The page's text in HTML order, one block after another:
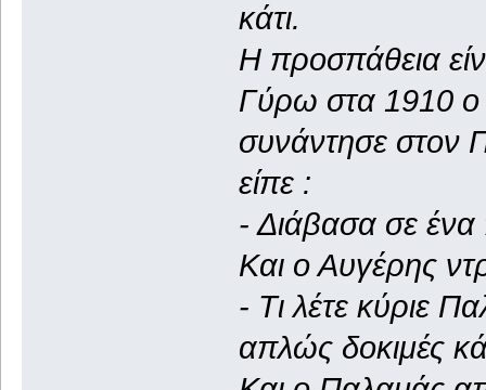
κάτι.
Η προσπάθεια
Γύρω στα 1910 ο
συνάντησε στον
είπε :
- Διάβασα σε ένα
Και ο Αυγέρης
- Τι λέτε κύριε
απλώς δοκιμές